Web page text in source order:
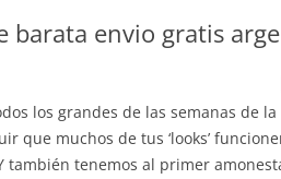
barata envio gratis
los grandes de las semanas de
que muchos de tus ‘looks’
también tenemos al primer